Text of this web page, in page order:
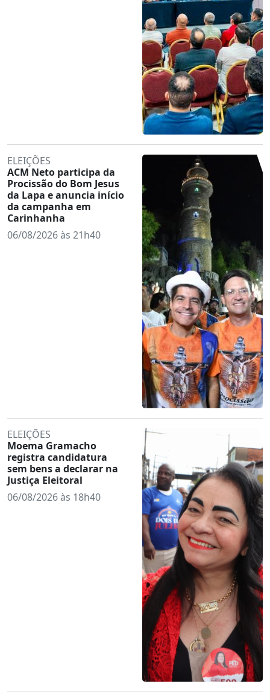
ELEIÇÕES
ACM Neto participa da
Procissão do Bom Jesus
da Lapa e anuncia início
da campanha em
Carinhanha
06/08/2026 às 21h40
ELEIÇÕES
Moema Gramacho
registra candidatura
sem bens a declarar na
Justiça Eleitoral
06/08/2026 às 18h40